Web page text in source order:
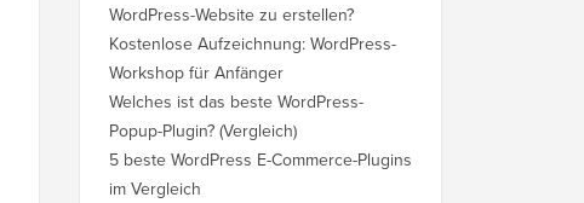
WordPress-Website zu erstellen?
Kostenlose Aufzeichnung: WordPress-
Workshop für Anfänger
Welches ist das beste WordPress-
Popup-Plugin? (Vergleich)
5 beste WordPress E-Commerce-Plugins
im Vergleich